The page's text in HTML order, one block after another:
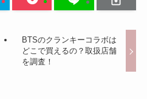
BTSのクランキーコラボは
どこで買えるの？取扱店舗
を調査！